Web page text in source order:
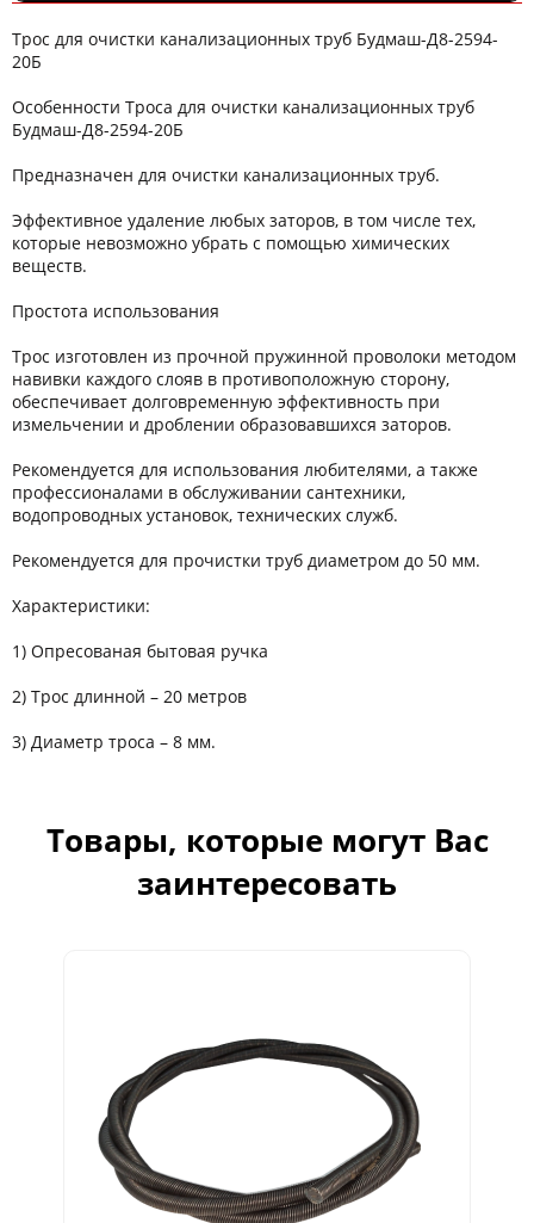
Трос для очистки канализационных труб Будмаш-Д8-2594-
20Б
Особенности Троса для очистки канализационных труб
Будмаш-Д8-2594-20Б
Предназначен для очистки канализационных труб.
Эффективное удаление любых заторов, в том числе тех,
которые невозможно убрать с помощью химических
веществ.
Простота использования
Трос изготовлен из прочной пружинной проволоки методом
навивки каждого слояв в противоположную сторону,
обеспечивает долговременную эффективность при
измельчении и дроблении образовавшихся заторов.
Рекомендуется для использования любителями, а также
профессионалами в обслуживании сантехники,
водопроводных установок, технических служб.
Рекомендуется для прочистки труб диаметром до 50 мм.
Характеристики:
1) Опресованая бытовая ручка
2) Трос длинной – 20 метров
3) Диаметр троса – 8 мм.
Товары, которые могут Вас
заинтересовать